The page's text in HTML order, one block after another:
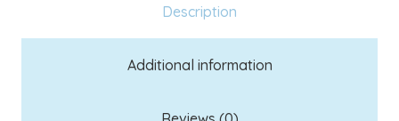
Description
Additional information